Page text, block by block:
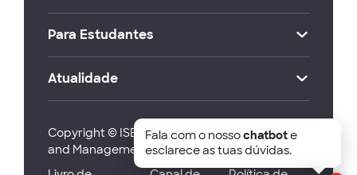
Para Estudantes
Atualidade
Copyright © ISEG Lisbon School of Economics
and Management 2026
Fala com o nossochatbote
esclarece as tuas dúvidas.